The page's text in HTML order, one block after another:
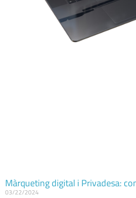
Màrqueting digital i Privadesa:
03/22/2024